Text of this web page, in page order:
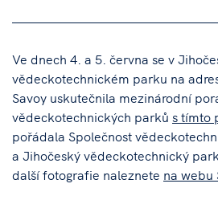
Ve dnech 4. a 5. června se v
vědeckotechnickém parku na
Savoy uskutečnila mezinárodní
vědeckotechnických parků s tímto
pořádala Společnost
a Jihočeský vědeckotechnický
další fotografie naleznete na webu